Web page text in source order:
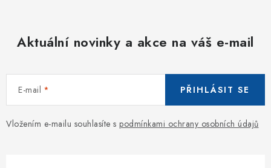
Aktuální novinky a akce na váš e-mail
E-mail
Vložením e-mailu souhlasíte s podmínkami ochrany osobních údajů
PŘIHLÁSIT SE